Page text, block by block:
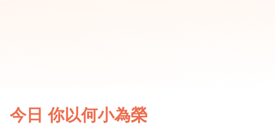
今日 你以何小為榮